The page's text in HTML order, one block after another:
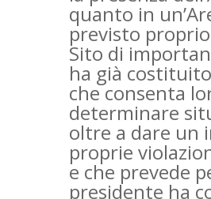
quanto in
previsto
Sito di
ha già
che consenta
determinare
oltre a dare un
proprie
e che prevede
presidente ha